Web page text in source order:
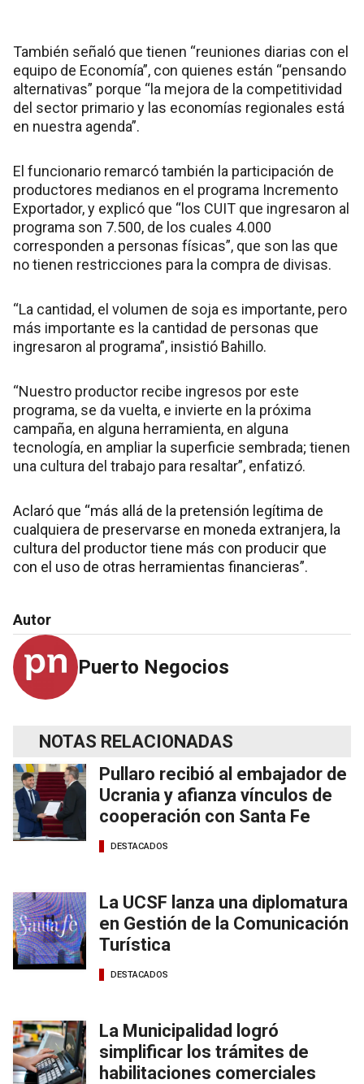
También señaló que tienen “reuniones diarias con el
equipo de Economía”, con quienes están “pensando
alternativas” porque “la mejora de la competitividad
del sector primario y las economías regionales está
en nuestra agenda”.
El funcionario remarcó también la participación de
productores medianos en el programa Incremento
Exportador, y explicó que “los CUIT que ingresaron al
programa son 7.500, de los cuales 4.000
corresponden a personas físicas”, que son las que
no tienen restricciones para la compra de divisas.
“La cantidad, el volumen de soja es importante, pero
más importante es la cantidad de personas que
ingresaron al programa”, insistió Bahillo.
“Nuestro productor recibe ingresos por este
programa, se da vuelta, e invierte en la próxima
campaña, en alguna herramienta, en alguna
tecnología, en ampliar la superficie sembrada; tienen
una cultura del trabajo para resaltar”, enfatizó.
Aclaró que “más allá de la pretensión legítima de
cualquiera de preservarse en moneda extranjera, la
cultura del productor tiene más con producir que
con el uso de otras herramientas financieras”.
Autor
Puerto Negocios
NOTAS RELACIONADAS
Pullaro recibió al embajador de
Ucrania y afianza vínculos de
cooperación con Santa Fe
DESTACADOS
La UCSF lanza una diplomatura
en Gestión de la Comunicación
Turística
DESTACADOS
La Municipalidad logró
simplificar los trámites de
habilitaciones comerciales